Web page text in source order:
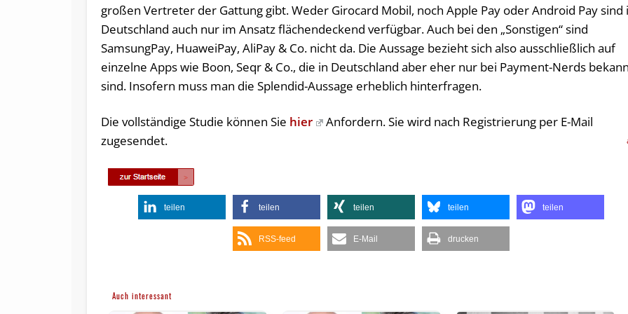
großen Vertreter der Gattung gibt. Weder Girocard Mobil, noch Apple Pay oder Android Pay sind
Deutschland auch nur im Ansatz flächendeckend verfügbar. Auch bei den „Sonstigen“ sind
SamsungPay, HuaweiPay, AliPay & Co. nicht da. Die Aussage bezieht sich also ausschließlich auf
einzelne Apps wie Boon, Seqr & Co., die in Deutschland aber eher nur bei Payment-Nerds
sind. Insofern muss man die Splendid-Aussage erheblich hinterfragen.
Die vollständige Studie können Sie hier
Anfordern. Sie wird nach Registrierung per E-Mail
zugesendet.
teilen teilen teilen teilen teilen
RSS-feed E-Mail drucken
Auch interessant